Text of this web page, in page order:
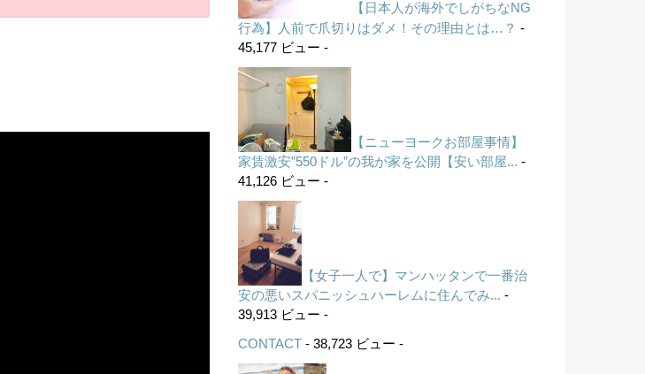
【日本人が海外でしがちなNG
行為】人前で爪切りはダメ！その理由とは…？ -
45,177 ビュー -
【ニューヨークお部屋事情】
家賃激安”550ドル”の我が家を公開【安い部屋... -
41,126 ビュー -
【女子一人で】マンハッタンで一番治
安の悪いスパニッシュハーレムに住んでみ... -
39,913 ビュー -
CONTACT - 38,723 ビュー -